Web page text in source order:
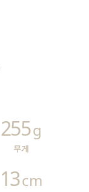
무게
255g
13cm